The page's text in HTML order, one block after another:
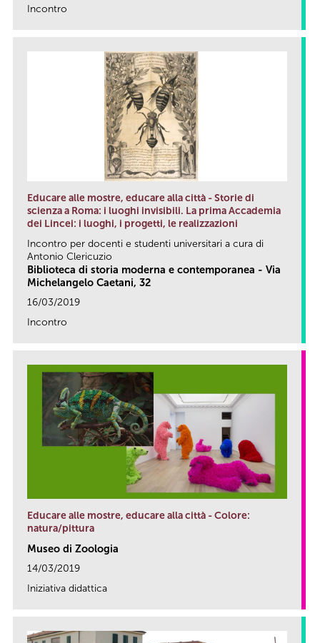
Incontro
Educare alle mostre, educare alla città - Storie di
scienza a Roma: i luoghi invisibili. La prima Accademia
dei Lincei: i luoghi, i progetti, le realizzazioni
Incontro per docenti e studenti universitari a cura di
Antonio Clericuzio
Biblioteca di storia moderna e contemporanea - Via
Michelangelo Caetani, 32
16/03/2019
Incontro
Educare alle mostre, educare alla città - Colore:
natura/pittura
Museo di Zoologia
14/03/2019
Iniziativa didattica